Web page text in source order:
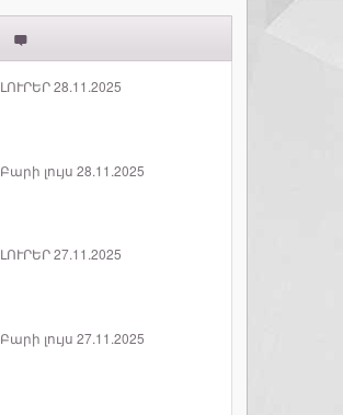
ԼՈՒՐԵՐ 28.11.2025
Բարի լույս 28.11.2025
ԼՈՒՐԵՐ 27.11.2025
Բարի լույս 27.11.2025